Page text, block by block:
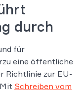
durch
für
eine öffentliche
Richtlinie zur EU-
Schreiben vom